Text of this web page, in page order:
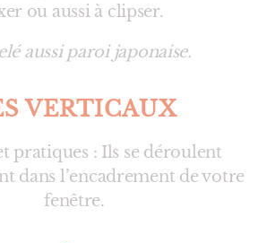
ou aussi à clipser.
aussi paroi japonaise.
VERTICAUX
pratiques : Ils se déroulent
dans l’encadrement de votre
fenêtre.